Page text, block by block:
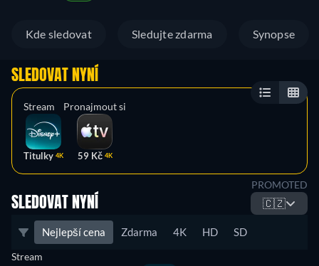
Kde sledovat Sledujte zdarma Synopse
SLEDOVAT NYNÍ
Stream
Titulky 4K
Pronajmout si
59 Kč 4K
PROMOTED
SLEDOVAT NYNÍ 🇨🇿
Nejlepší cena Zdarma 4K HD SD
Stream